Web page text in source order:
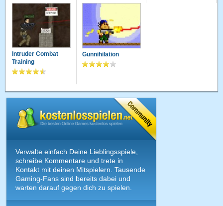
Intruder Combat
Training
Gunnihilation
Verwalte einfach Deine Lieblingsspiele,
schreibe Kommentare und trete in
Kontakt mit deinen Mitspielern. Tausende
Gaming-Fans sind bereits dabei und
warten darauf gegen dich zu spielen.